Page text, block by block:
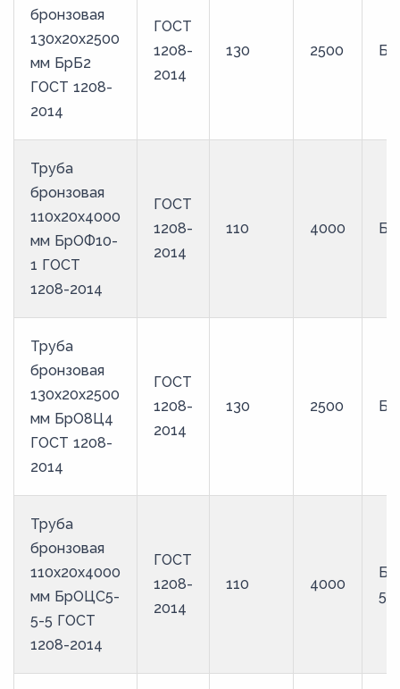
бронзовая
130х20х2500
мм БрБ2
ГОСТ 1208-
2014
ГОСТ
1208-
2014
130 2500
Труба
бронзовая
110х20х4000
мм БрОФ10-
1 ГОСТ
1208-2014
ГОСТ
1208-
2014
110 4000
Труба
бронзовая
130х20х2500
мм БрО8Ц4
ГОСТ 1208-
2014
ГОСТ
1208-
2014
130 2500
Труба
бронзовая
110х20х4000
мм БрОЦС5-
5-5 ГОСТ
1208-2014
ГОСТ
1208-
2014
110 4000
5